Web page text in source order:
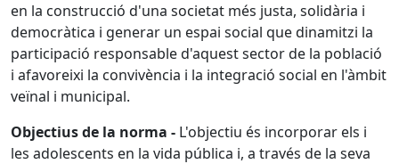
en la construcció d'una societat més justa, solidària i
democràtica i generar un espai social que dinamitzi la
participació responsable d'aquest sector de la població
i afavoreixi la convivència i la integració social en l'àmbit
veïnal i municipal.
Objectius de la norma - L'objectiu és incorporar els i
les adolescents en la vida pública i, a través de la seva